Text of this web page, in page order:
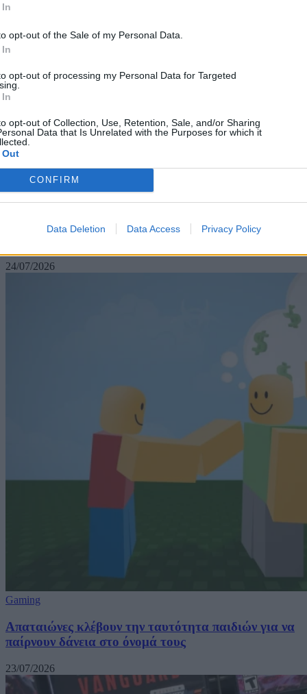
opt-out of the Sale of my Personal Data.
opt-out of processing my Personal Data for Targeted
opt-out of Collection, Use, Retention, Sale, and/or Sharing
Data that Is Unrelated with the Purposes for which it
CONFIRM
Data Deletion Data Access Privacy Policy
Business
deal των $55 δις και το κρυφό ρίσκο για τους
24/07/2026
Gaming
Απαταιώνες κλέβουν την ταυτότητα παιδιών για να
παίρνουν δάνεια στο όνομά τους
23/07/2026